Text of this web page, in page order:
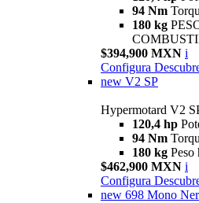
94 Nm
180 kg
$394,900 MXN i
Configura
new V2 SP
Hypermotard V2
120,4 hp
94 Nm
180 kg Peso
$462,900 MXN i
Configura
new 698 Mono